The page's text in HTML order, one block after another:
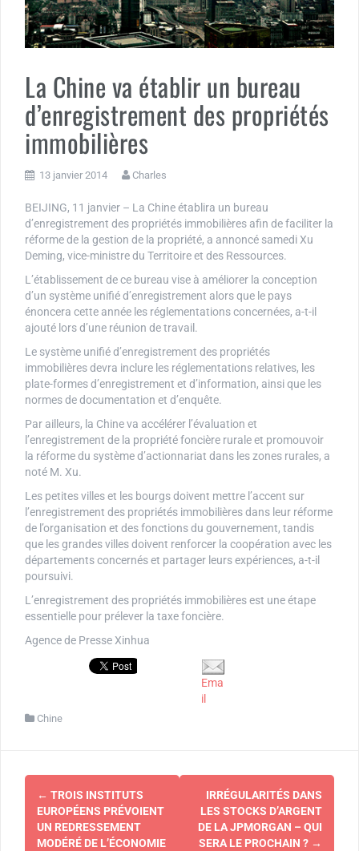
La Chine va établir un bureau
d’enregistrement des propriétés
immobilières
13 janvier 2014 Charles
BEIJING, 11 janvier – La Chine établira un bureau
d’enregistrement des propriétés immobilières afin de faciliter la
réforme de la gestion de la propriété, a annoncé samedi Xu
Deming, vice-ministre du Territoire et des Ressources.
L’établissement de ce bureau vise à améliorer la conception
d’un système unifié d’enregistrement alors que le pays
énoncera cette année les réglementations concernées, a-t-il
ajouté lors d’une réunion de travail.
Le système unifié d’enregistrement des propriétés
immobilières devra inclure les réglementations relatives, les
plate-formes d’enregistrement et d’information, ainsi que les
normes de documentation et d’enquête.
Par ailleurs, la Chine va accélérer l’évaluation et
l’enregistrement de la propriété foncière rurale et promouvoir
la réforme du système d’actionnariat dans les zones rurales, a
noté M. Xu.
Les petites villes et les bourgs doivent mettre l’accent sur
l’enregistrement des propriétés immobilières dans leur réforme
de l’organisation et des fonctions du gouvernement, tandis
que les grandes villes doivent renforcer la coopération avec les
départements concernés et partager leurs expériences, a-t-il
poursuivi.
L’enregistrement des propriétés immobilières est une étape
essentielle pour prélever la taxe foncière.
Agence de Presse Xinhua
Ema
il
Chine
Navigation
d'article
← TROIS INSTITUTS
EUROPÉENS PRÉVOIENT
UN REDRESSEMENT
MODÉRÉ DE L’ÉCONOMIE
IRRÉGULARITÉS DANS
LES STOCKS D’ARGENT
DE LA JPMORGAN – QUI
SERA LE PROCHAIN ? →